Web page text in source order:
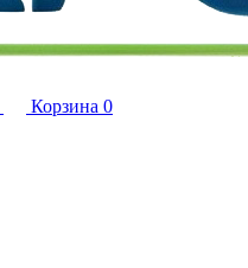
Корзина 0